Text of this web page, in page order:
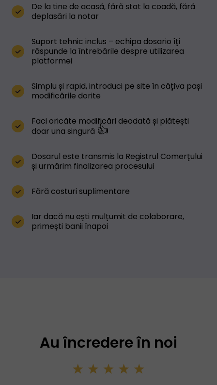
De la tine de acasă, fără stat la coadă, fără
deplasări la notar
Suport tehnic inclus – echipa dosario îți
răspunde la întrebările despre utilizarea
platformei
Simplu și rapid, introduci pe site în câțiva pași
modificările dorite
Faci oricâte modificări deodată și plătești
doar una singură 👍
Dosarul este transmis la Registrul Comerțului
și urmărim finalizarea procesului
Fără costuri suplimentare
Iar dacă nu ești mulțumit de colaborare,
primești banii înapoi
Au încredere în noi